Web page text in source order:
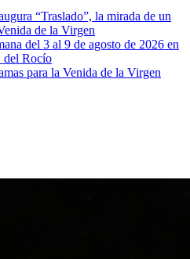
“Traslado”, la mirada de un
de la Virgen
del 3 al 9 de agosto de 2026 en
del Rocío
para la Venida de la Virgen